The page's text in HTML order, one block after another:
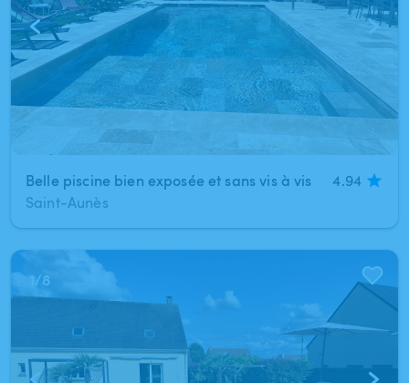
Belle piscine bien exposée et sans vis à vis
4.94
Saint-Aunès
1/8